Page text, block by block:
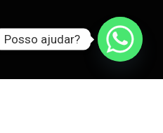
Posso ajudar?